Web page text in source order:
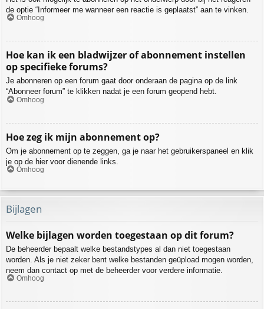
de optie “Informeer me wanneer een reactie is geplaatst” aan te vinken.
Omhoog
Hoe kan ik een bladwijzer of abonnement instellen
op specifieke forums?
Je abonneren op een forum gaat door onderaan de pagina op de link
“Abonneer forum” te klikken nadat je een forum geopend hebt.
Omhoog
Hoe zeg ik mijn abonnement op?
Om je abonnement op te zeggen, ga je naar het gebruikerspaneel en klik
je op de hier voor dienende links.
Omhoog
Bijlagen
Welke bijlagen worden toegestaan op dit forum?
De beheerder bepaalt welke bestandstypes al dan niet toegestaan
worden. Als je niet zeker bent welke bestanden geüpload mogen worden,
neem dan contact op met de beheerder voor verdere informatie.
Omhoog